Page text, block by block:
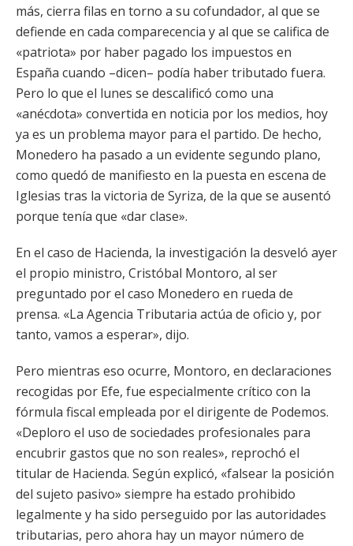
más, cierra filas en torno a su cofundador, al que se
defiende en cada comparecencia y al que se califica de
«patriota» por haber pagado los impuestos en
España cuando –dicen– podía haber tributado fuera.
Pero lo que el lunes se descalificó como una
«anécdota» convertida en noticia por los medios, hoy
ya es un problema mayor para el partido. De hecho,
Monedero ha pasado a un evidente segundo plano,
como quedó de manifiesto en la puesta en escena de
Iglesias tras la victoria de Syriza, de la que se ausentó
porque tenía que «dar clase».
En el caso de Hacienda, la investigación la desveló ayer
el propio ministro, Cristóbal Montoro, al ser
preguntado por el caso Monedero en rueda de
prensa. «La Agencia Tributaria actúa de oficio y, por
tanto, vamos a esperar», dijo.
Pero mientras eso ocurre, Montoro, en declaraciones
recogidas por Efe, fue especialmente crítico con la
fórmula fiscal empleada por el dirigente de Podemos.
«Deploro el uso de sociedades profesionales para
encubrir gastos que no son reales», reprochó el
titular de Hacienda. Según explicó, «falsear la posición
del sujeto pasivo» siempre ha estado prohibido
legalmente y ha sido perseguido por las autoridades
tributarias, pero ahora hay un mayor número de